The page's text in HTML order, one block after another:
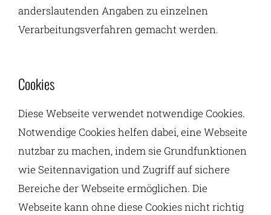
anderslautenden Angaben zu einzelnen
Verarbeitungsverfahren gemacht werden.
Cookies
Diese Webseite verwendet notwendige Cookies.
Notwendige Cookies helfen dabei, eine Webseite
nutzbar zu machen, indem sie Grundfunktionen
wie Seitennavigation und Zugriff auf sichere
Bereiche der Webseite ermöglichen. Die
Webseite kann ohne diese Cookies nicht richtig